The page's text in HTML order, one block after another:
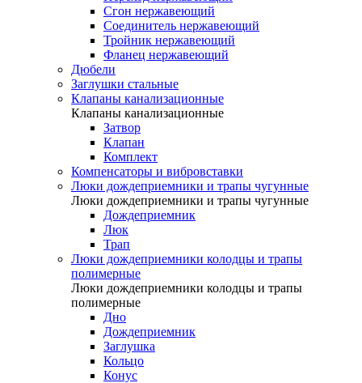
Сгон нержавеющий
Соединитель нержавеющий
Тройник нержавеющий
Фланец нержавеющий
Дюбели
Заглушки стальные
Клапаны канализационные
Клапаны канализационные
Затвор
Клапан
Комплект
Компенсаторы и вибровставки
Люки дождеприемники и трапы чугунные
Люки дождеприемники и трапы чугунные
Дождеприемник
Люк
Трап
Люки дождеприемники колодцы и трапы
полимерные
Люки дождеприемники колодцы и трапы
полимерные
Дно
Дождеприемник
Заглушка
Кольцо
Конус